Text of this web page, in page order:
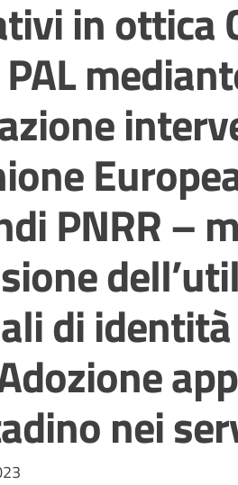
in ottica
PNRR –
di identità
nei